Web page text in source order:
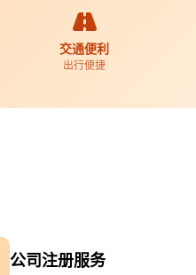
交通便利
出行便捷
公司注册服务